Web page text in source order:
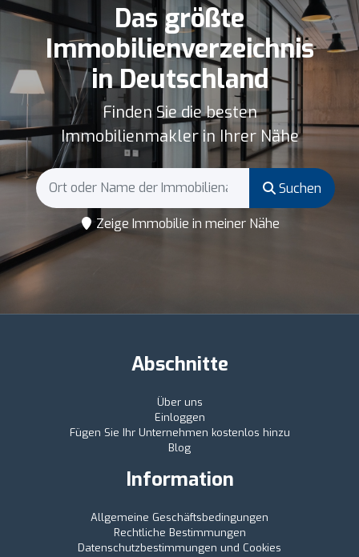
Das größte
Immobilienverzeichnis
in Deutschland
Finden Sie die besten
Immobilienmakler in Ihrer Nähe
Suchen
Zeige Immobilie in meiner Nähe
Abschnitte
Über uns
Einloggen
Fügen Sie Ihr Unternehmen kostenlos hinzu
Blog
Information
Allgemeine Geschäftsbedingungen
Rechtliche Bestimmungen
Datenschutzbestimmungen und Cookies